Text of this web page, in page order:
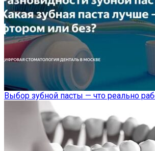
Выбор зубной пасты — что реально